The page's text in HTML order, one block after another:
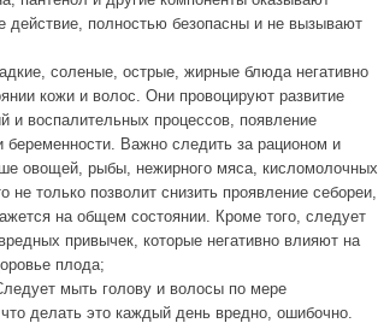
действие, полностью безопасны и не вызывают
соленые, острые, жирные блюда негативно
кожи и волос. Они провоцируют развитие
и воспалительных процессов, появление
беременности. Важно следить за рационом и
овощей, рыбы, нежирного мяса, кисломолочных
не только позволит снизить проявление себореи,
на общем состоянии. Кроме того, следует
привычек, которые негативно влияют на
плода;
мыть голову и волосы по мере
делать это каждый день вредно, ошибочно.